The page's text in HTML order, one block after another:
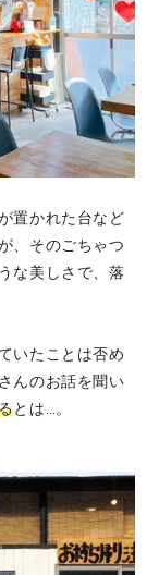
置かれた台など
、そのごちゃつ
な美しさで、落
いたことは否め
んのお話を聞い
とは…。